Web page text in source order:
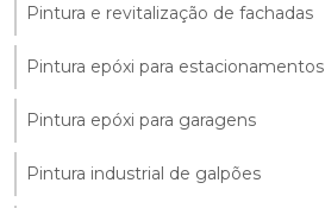
Pintura e revitalização de fachadas
Pintura epóxi para estacionamentos
Pintura epóxi para garagens
Pintura industrial de galpões